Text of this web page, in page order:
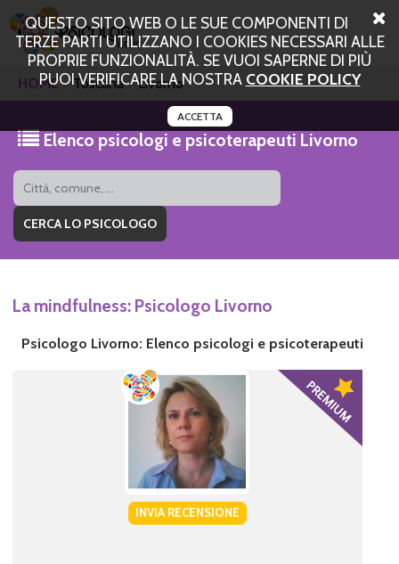
QUESTO SITO WEB O LE SUE COMPONENTI DI
TERZE PARTI UTILIZZANO I COOKIES NECESSARI ALLE
PROPRIE FUNZIONALITÀ. SE VUOI SAPERNE DI PIÙ
PUOI VERIFICARE LA NOSTRA COOKIE POLICY
ACCETTA
HOME Toscana Livorno
Elenco psicologi e psicoterapeuti Livorno
La mindfulness: Psicologo Livorno
Psicologo Livorno: Elenco psicologi e psicoterapeuti
INVIA RECENSIONE